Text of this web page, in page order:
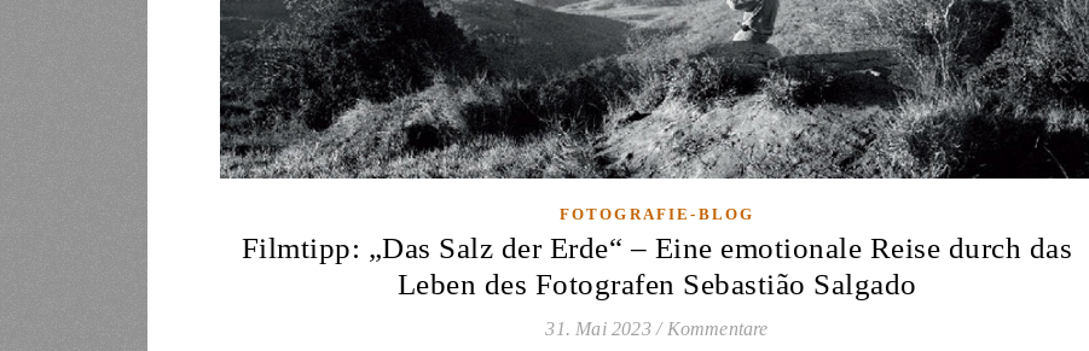
FOTOGRAFIE-BLOG
Filmtipp: „Das Salz der Erde“ – Eine emotionale Reise durch das
Leben des Fotografen Sebastião Salgado
31. Mai 2023 / Kommentare